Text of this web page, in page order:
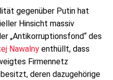
gegenüber Putin hat
Hinsicht massiv
„Antikorruptionsfond“ des
Nawalny enthüllt, dass
Firmennetz
deren dazugehörige